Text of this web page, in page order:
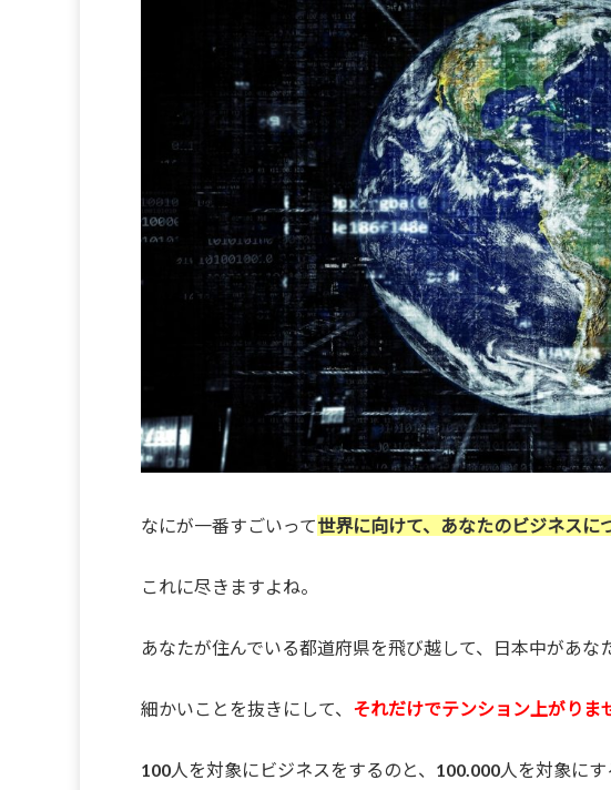
なにが一番すごいって世界に向けて、あなたのビジネスに
これに尽きますよね。
あなたが住んでいる都道府県を飛び越して、日本中があな
細かいことを抜きにして、 それだけでテンション上がりま
100人を対象にビジネスをするのと、100.000人を対象にす